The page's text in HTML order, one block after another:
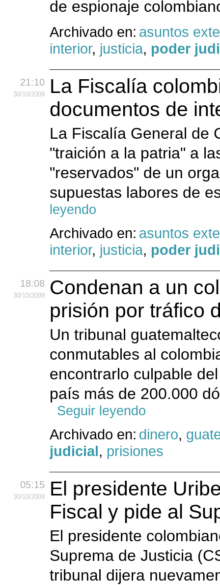
de espionaje
Archivado en: asuntos
interior, justicia, poder
21:10
30/10/2009
La Fiscalía
documentos de
La Fiscalía General de
"traición a la patria" a
"reservados" de un
supuestas labores de
leyendo
Archivado en: asuntos
interior, justicia, poder
18:08
30/10/2009
Condenan a un
prisión por tráfico
Un tribunal
conmutables al
encontrarlo culpable
país más de 200.000
Seguir leyendo
Archivado en: dinero,
judicial, prisiones
05:15
30/10/2009
El presidente
Fiscal y pide al
El presidente
Suprema de Justicia
tribunal dijera